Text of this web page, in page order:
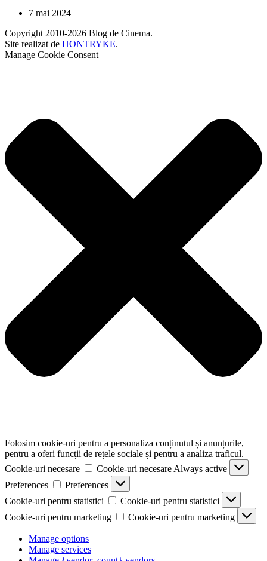
7 mai 2024
Copyright 2010-2026 Blog de Cinema.
Site realizat de HONTRYKE.
Manage Cookie Consent
Folosim cookie-uri pentru a personaliza conținutul și anunțurile,
pentru a oferi funcții de rețele sociale și pentru a analiza traficul.
Cookie-uri necesare
Cookie-uri necesare Always active
Preferences
Preferences
Cookie-uri pentru statistici
Cookie-uri pentru statistici
Cookie-uri pentru marketing
Cookie-uri pentru marketing
Manage options
Manage services